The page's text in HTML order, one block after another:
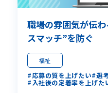
職場の雰囲気が伝
スマッチ”を防ぐ
福祉
応募の質を上げたい 選
入社後の定着率を上げた